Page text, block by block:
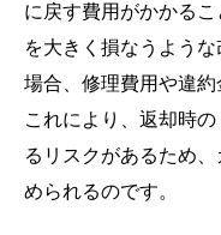
に戻す費用がかかる
を大きく損なうよう
場合、修理費用や違約
これにより、返却時
るリスクがあるため
められるのです。